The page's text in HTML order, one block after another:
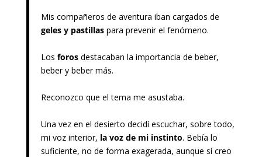
Mis compañeros de aventura iban cargados de
geles y pastillaspara prevenir el fenómeno.
Los forosdestacaban la importancia de beber,
beber y beber más.
Reconozco que el tema me asustaba.
Una vez en el desierto decidí escuchar, sobre todo,
mi voz interior, la voz de mi instinto. Bebía lo
suficiente, no de forma exagerada, aunque sí creo